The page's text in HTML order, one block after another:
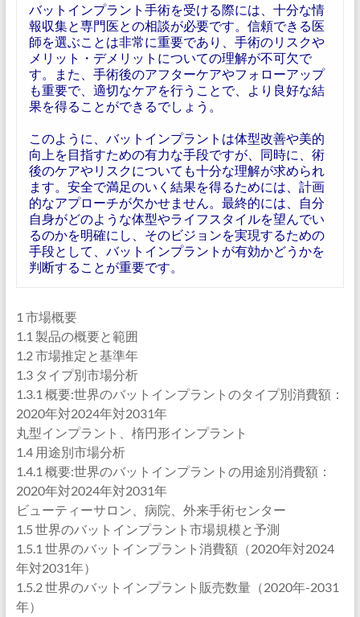
バットインプラント手術を受ける際には、十分な情
報収集と専門医との相談が必要です。信頼できる医
師を選ぶことは非常に重要であり、手術のリスクや
メリット・デメリットについての理解が不可欠で
す。また、手術後のアフターケアやフォローアップ
も重要で、適切なケアを行うことで、より良好な結
果を得ることができるでしょう。
このように、バットインプラントは体型改善や美的
向上を目指すための有力な手段ですが、同時に、術
後のケアやリスクについても十分な理解が求められ
ます。安全で満足のいく結果を得るためには、計画
的なアプローチが欠かせません。最終的には、自分
自身がどのような体型やライフスタイルを望んでい
るのかを明確にし、そのビジョンを実現するための
手段として、バットインプラントが有効かどうかを
判断することが重要です。
1 市場概要
1.1 製品の概要と範囲
1.2 市場推定と基準年
1.3 タイプ別市場分析
1.3.1 概要:世界のバットインプラントのタイプ別消費額：
2020年対2024年対2031年
丸型インプラント、楕円形インプラント
1.4 用途別市場分析
1.4.1 概要:世界のバットインプラントの用途別消費額：
2020年対2024年対2031年
ビューティーサロン、病院、外来手術センター
1.5 世界のバットインプラント市場規模と予測
1.5.1 世界のバットインプラント消費額（2020年対2024
年対2031年）
1.5.2 世界のバットインプラント販売数量（2020年-2031
年）